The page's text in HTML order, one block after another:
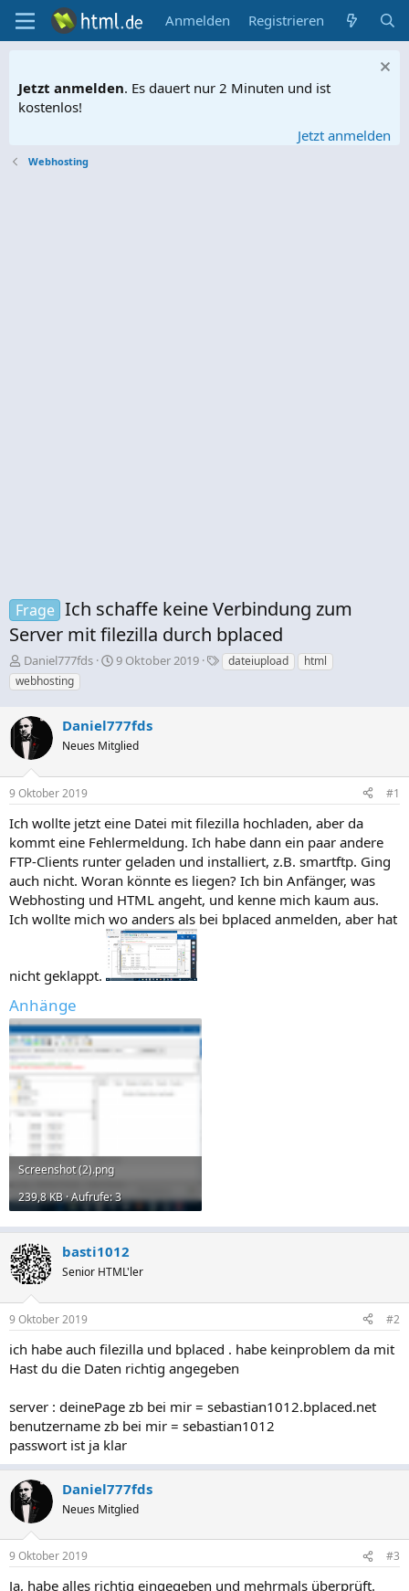
Anmelden Registrieren
Jetzt anmelden. Es dauert nur 2 Minuten und ist
kostenlos!
Jetzt anmelden
Webhosting
Frage Ich schaffe keine Verbindung zum
Server mit filezilla durch bplaced
E
r
s
e
l
l
e
r
Daniel777fds
E
e
l
l
t
m
9 Oktober 2019
S
c
o
t
e
dateiupload
html
webhosting
Daniel777fds
Neues Mitglied
9 Oktober 2019 #1
Ich wollte jetzt eine Datei mit filezilla hochladen, aber da
kommt eine Fehlermeldung. Ich habe dann ein paar andere
FTP-Clients runter geladen und installiert, z.B. smartftp. Ging
auch nicht. Woran könnte es liegen? Ich bin Anfänger, was
Webhosting und HTML angeht, und kenne mich kaum aus.
Ich wollte mich wo anders als bei bplaced anmelden, aber hat
nicht geklappt.
Anhänge
Screenshot (2).png
239,8 KB · Aufrufe: 3
basti1012
Senior HTML'ler
9 Oktober 2019 #2
ich habe auch filezilla und bplaced . habe keinproblem da mit
Hast du die Daten richtig angegeben
server : deinePage zb bei mir = sebastian1012.bplaced.net
benutzername zb bei mir = sebastian1012
passwort ist ja klar
Daniel777fds
Neues Mitglied
9 Oktober 2019 #3
Ja, habe alles richtig eingegeben und mehrmals überprüft.